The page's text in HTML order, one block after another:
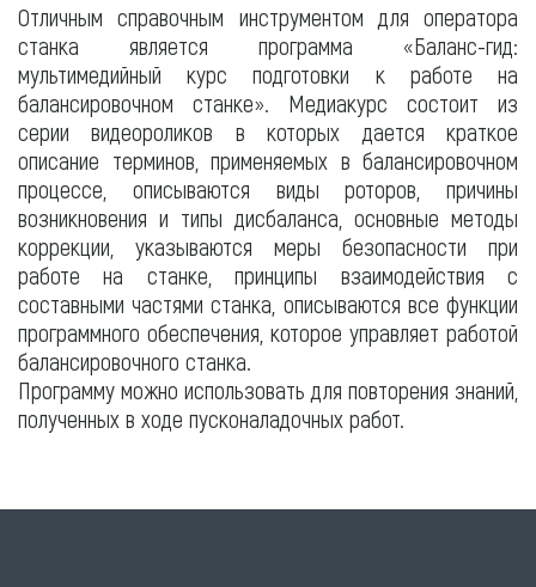
Отличным справочным инструментом для оператора
станка является программа «Баланс-гид:
мультимедийный курс подготовки к работе на
балансировочном станке». Медиакурс состоит из
серии видеороликов в которых дается краткое
описание терминов, применяемых в балансировочном
процессе, описываются виды роторов, причины
возникновения и типы дисбаланса, основные методы
коррекции, указываются меры безопасности при
работе на станке, принципы взаимодействия с
составными частями станка, описываются все функции
программного обеспечения, которое управляет работой
балансировочного станка.
Программу можно использовать для повторения знаний,
полученных в ходе пусконаладочных работ.